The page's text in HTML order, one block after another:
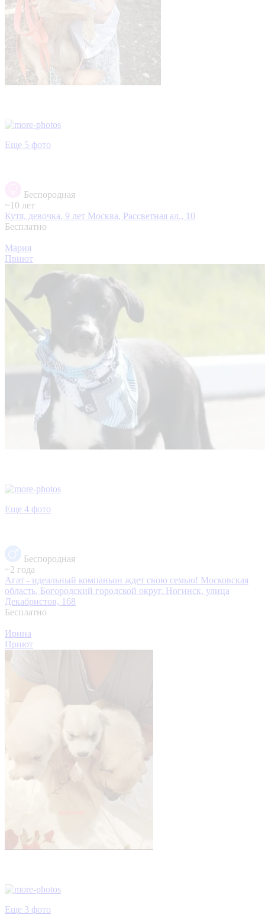
Еще 5 фото
Беспородная
~10 лет
Кутя, девочка, 9 лет Москва, Рассветная ал., 10
Бесплатно
Мария
Приют
Еще 4 фото
Беспородная
~2 года
Агат - идеальный компаньон ждет свою семью! Московская
область, Богородский городской округ, Ногинск, улица
Декабристов, 168
Бесплатно
Ирина
Приют
Еще 3 фото